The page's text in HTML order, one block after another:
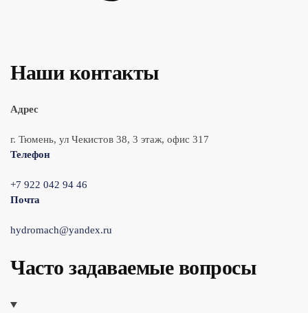
Наши контакты
Адрес
г. Тюмень, ул Чекистов 38, 3 этаж, офис 317
Телефон
+7 922 042 94 46
Почта
hydromach@yandex.ru
Часто задаваемые вопросы